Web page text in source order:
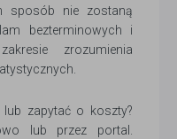
sposób nie zostaną
bezterminowych i
zrozumienia
lub zapytać o koszty?
lub przez portal.